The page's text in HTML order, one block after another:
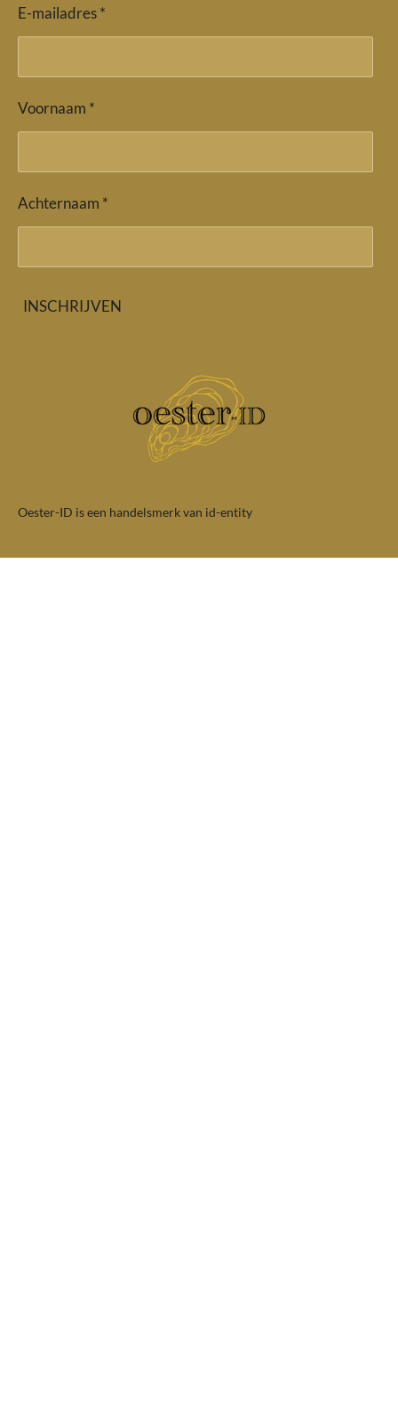
E-mailadres *
Voornaam *
Achternaam *
INSCHRIJVEN
Oester-ID is een handelsmerk van id-entity